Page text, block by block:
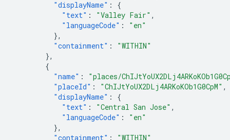
"displayName" :
{
"text" : "Valley Fair" ,
"languageCode" :
"en"
},
"containment" :
"WITHIN"
},
{
"name" :
"places/
"placeId" : "ChIJtYoUX2DLj4ARKoKOb1G0CpM" ,
"displayName" :
{
"text" : "Central San Jose" ,
"languageCode" :
"en"
},
"containment" :
"WITHIN"